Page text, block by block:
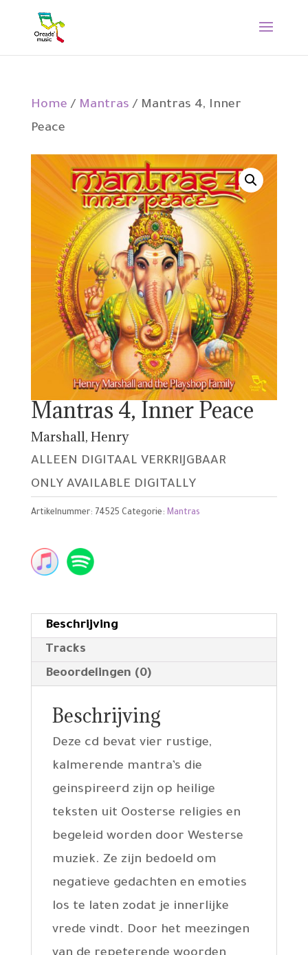
Home / Mantras / Mantras 4, Inner
Peace
Mantras 4, Inner Peace
Marshall, Henry
ALLEEN DIGITAAL VERKRIJGBAAR
ONLY AVAILABLE DIGITALLY
Artikelnummer: 74525 Categorie: Mantras
Beschrijving
Tracks
Beoordelingen (0)
Beschrijving
Deze cd bevat vier rustige,
kalmerende mantra’s die
geinspireerd zijn op heilige
teksten uit Oosterse religies en
begeleid worden door Westerse
muziek. Ze zijn bedoeld om
negatieve gedachten en emoties
los te laten zodat je innerlijke
vrede vindt. Door het meezingen